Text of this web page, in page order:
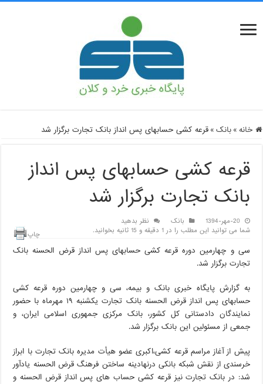
خانه » بانک » قرعه کشی حسابهای پس انداز بانک تجارت برگزار شد
قرعه کشی حسابهای پس انداز
بانک تجارت برگزار شد
20-مهر-1394 بانک
نظر بدهید
شما می توانید این مطلب را در 1 دقیقه و 15 ثانیه بخوانید.
چاپ
سی و چهارمین دوره قرعه کشی حسابهای پس انداز قرض الحسنه بانک
تجارت برگزار شد.
به گزارش پایگاه خبری بانک و بیمه، سی و چهارمین دوره قرعه کشی
حسابهای پس انداز قرض الحسنه بانک تجارت یکشنبه ۱۹ مهرماه با حضور
نمایندگان دادستانی کل کشور، بانک مرکزی جمهوری اسلامی ایران، و
جمعی از مسئولین این بانک برگزار شد.
پیش از آغاز مراسم قرعه کشی،اکبری عضو هیأت مدیره بانک تجارت با ابراز
خرسندی از نقش شبکه بانکی درنهادینه ساختن فرهنگ قرض الحسنه یادآور
شد: در بانک تجارت نیز قرعه کشی حساب های پس انداز قرض الحسنه و